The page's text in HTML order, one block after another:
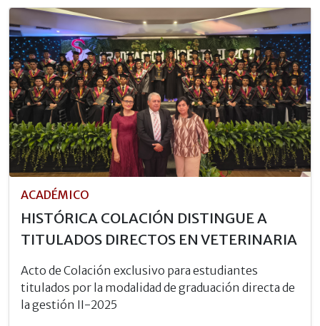
ACADÉMICO
HISTÓRICA COLACIÓN DISTINGUE A
TITULADOS DIRECTOS EN VETERINARIA
Acto de Colación exclusivo para estudiantes
titulados por la modalidad de graduación directa de
la gestión II-2025